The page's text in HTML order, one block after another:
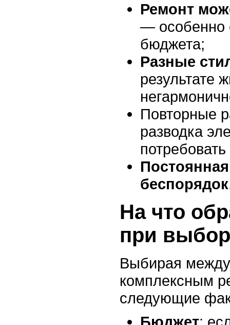
Ремонт
— особенно
бюджета;
Разные
результате
Повторные
разводка
беспорядок
На что
при
Выбирая
комплексным
следующие
Бюджет: